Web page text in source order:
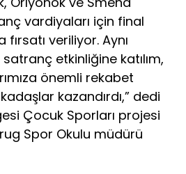
vardiyaları için final
veriliyor. Aynı
etkinliğine katılım,
önemli rekabet
kazandırdı,” dedi
Çocuk Sporları projesi
Spor Okulu müdürü